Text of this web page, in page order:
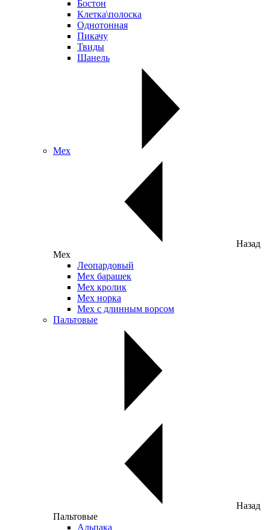
Бостон
Клетка\полоска
Однотонная
Пикачу
Твиды
Шанель
Мех
Назад
Мех
Леопардовый
Мех барашек
Мех кролик
Мех норка
Мех с длинным ворсом
Пальтовые
Назад
Пальтовые
Альпака